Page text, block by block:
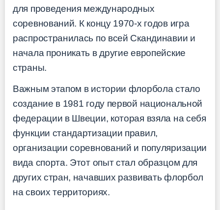
для проведения международных
соревнований. К концу 1970-х годов игра
распространилась по всей Скандинавии и
начала проникать в другие европейские
страны.
Важным этапом в истории флорбола стало
создание в 1981 году первой национальной
федерации в Швеции, которая взяла на себя
функции стандартизации правил,
организации соревнований и популяризации
вида спорта. Этот опыт стал образцом для
других стран, начавших развивать флорбол
на своих территориях.